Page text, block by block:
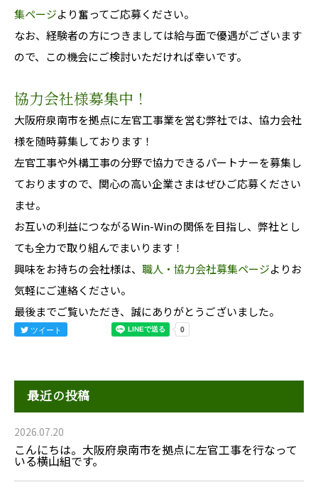
集ページより奮ってご応募ください。
なお、経験者の方につきましては給与面で優遇がございます
ので、この機会にご検討いただければ幸いです。
協力会社様募集中！
大阪府泉南市を拠点に左官工事業を営む弊社では、協力会社
様を随時募集しております！
左官工事や外構工事の分野で協力できるパートナーを募集し
ておりますので、関心の高い企業さまはぜひご応募ください
ませ。
お互いの利益につながるWin-Winの関係を目指し、弊社とし
ても全力で取り組んでまいります！
興味をお持ちの会社様は、 職人・協力会社募集ページよりお
気軽にご連絡ください。
最後までご覧いただき、誠にありがとうございました。
ツイート
最近の投稿
2026.07.20
こんにちは。大阪府泉南市を拠点に左官工事を行なって
いる横山組です。